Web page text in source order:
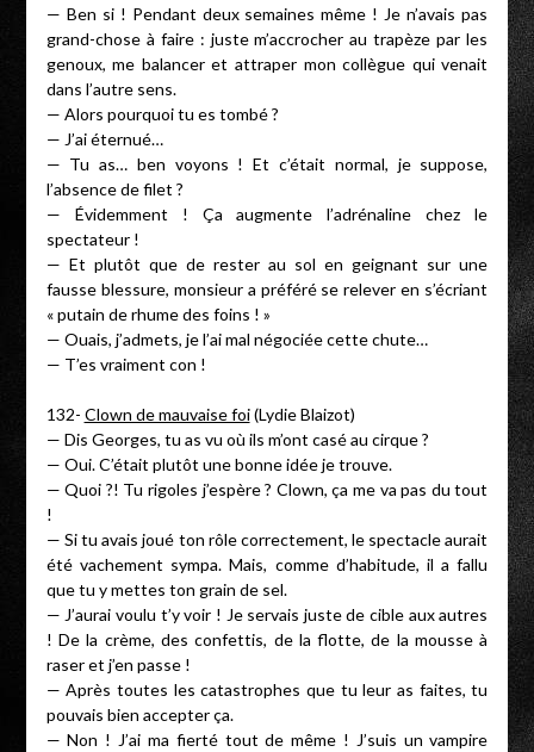
— Ben si ! Pendant deux semaines même ! Je n’avais pas
grand-chose à faire : juste m’accrocher au trapèze par les
genoux, me balancer et attraper mon collègue qui venait
dans l’autre sens.
— Alors pourquoi tu es tombé ?
— J’ai éternué…
— Tu as… ben voyons ! Et c’était normal, je suppose,
l’absence de filet ?
— Évidemment ! Ça augmente l’adrénaline chez le
spectateur !
— Et plutôt que de rester au sol en geignant sur une
fausse blessure, monsieur a préféré se relever en s’écriant
« putain de rhume des foins ! »
— Ouais, j’admets, je l’ai mal négociée cette chute…
— T’es vraiment con !
132- Clown de mauvaise foi(Lydie Blaizot)
— Dis Georges, tu as vu où ils m’ont casé au cirque ?
— Oui. C’était plutôt une bonne idée je trouve.
— Quoi ?! Tu rigoles j’espère ? Clown, ça me va pas du tout
!
— Si tu avais joué ton rôle correctement, le spectacle aurait
été vachement sympa. Mais, comme d’habitude, il a fallu
que tu y mettes ton grain de sel.
— J’aurai voulu t’y voir ! Je servais juste de cible aux autres
! De la crème, des confettis, de la flotte, de la mousse à
raser et j’en passe !
— Après toutes les catastrophes que tu leur as faites, tu
pouvais bien accepter ça.
— Non ! J’ai ma fierté tout de même ! J’suis un vampire